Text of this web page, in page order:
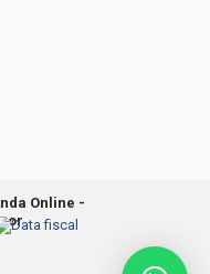
Online -